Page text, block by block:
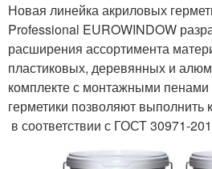
Новая линейка акриловых
Professional EUROWINDOW
расширения ассортимента
пластиковых, деревянных и
комплекте с монтажными
герметики позволяют
в соответствии с ГОСТ 30971-